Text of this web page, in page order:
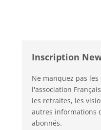
Inscription
Ne manquez pas
l'association
les retraites, les
autres informations
abonnés.